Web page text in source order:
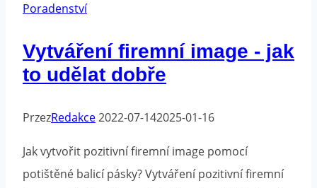
Poradenství
Vytváření firemní image - jak
to udělat dobře
PrzezRedakce2022-07-142025-01-16
Jak vytvořit pozitivní firemní image pomocí
potištěné balicí pásky? Vytváření pozitivní firemní